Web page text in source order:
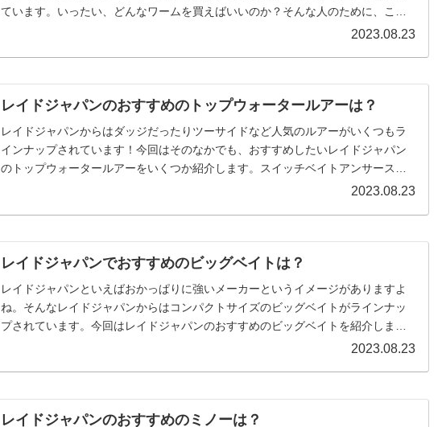
ています。いったい、どんなワームを買えばいいのか？そんな人のために、この
2023.08.23
レイドジャパンのおすすめのトップウォータールアーは？
レイドジャパンからはダッジだったりツーサイドなど人気のルアーがいくつもラ
インナップされています！今回はそのなかでも、おすすめしたいレイドジャパン
のトップウォータールアーをいくつか紹介します。スイッチベイトアンサースイ
2023.08.23
レイドジャパンでおすすめのビッグベイトは？
レイドジャパンといえばおかっぱりに強いメーカーというイメージがありますよ
ね。そんなレイドジャパンからはコンパクトサイズのビッグベイトがラインナッ
プされています。今回はレイドジャパンのおすすめのビッグベイトを紹介しま
2023.08.23
レイドジャパンのおすすめのミノーは？